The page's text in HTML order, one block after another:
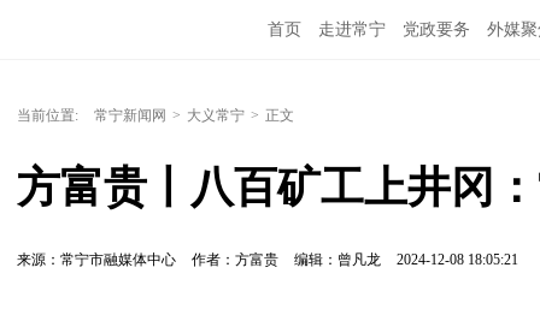
首页 走进常宁 党政要务 外媒
当前位置: 常宁新闻网 > 大义常宁 > 正文
方富贵丨八百矿工上井冈
来源：常宁市融媒体中心 作者：方富贵 编辑：曾凡龙 2024-12-08 18:05:21